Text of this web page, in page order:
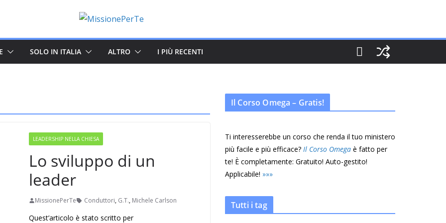
SOLO IN ITALIA ALTRO I PIÙ RECENTI
LEADERSHIP NELLA CHIESA
Lo sviluppo di un
leader
MissionePerTe Conduttori, G.T., Michele Carlson
Quest’articolo è stato scritto per
Il Corso Omega – Gratis!
Ti interesserebbe un corso che renda il tuo ministero
più facile e più efficace? Il Corso Omega è fatto per
te! È completamente: Gratuito! Auto-gestito!
Applicabile! »»»
Tutti i tag